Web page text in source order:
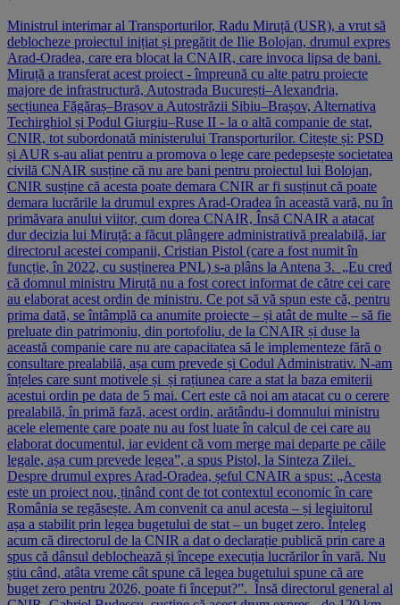
Ministrul interimar al Transporturilor, Radu Miruță (USR), a vrut să
deblocheze proiectul inițiat și pregătit de Ilie Bolojan, drumul expres
Arad-Oradea, care era blocat la CNAIR, care invoca lipsa de bani.
Miruță a transferat acest proiect - împreună cu alte patru proiecte
majore de infrastructură, Autostrada București–Alexandria,
secțiunea Făgăraș–Brașov a Autostrăzii Sibiu–Brașov, Alternativa
Techirghiol și Podul Giurgiu–Ruse II - la o altă companie de stat,
CNIR, tot subordonată ministerului Transporturilor. Citește și: PSD
și AUR s-au aliat pentru a promova o lege care pedepsește societatea
civilă CNAIR susține că nu are bani pentru proiectul lui Bolojan,
CNIR susține că acesta poate demara CNIR ar fi susținut că poate
demara lucrările la drumul expres Arad-Oradea în această vară, nu în
primăvara anului viitor, cum dorea CNAIR, Însă CNAIR a atacat
dur decizia lui Miruță: a făcut plângere administrativă prealabilă, iar
directorul acestei companii, Cristian Pistol (care a fost numit în
funcție, în 2022, cu susținerea PNL) s-a plâns la Antena 3. „Eu cred
că domnul ministru Miruță nu a fost corect informat de către cei care
au elaborat acest ordin de ministru. Ce pot să vă spun este că, pentru
prima dată, se întâmplă ca anumite proiecte – și atât de multe – să fie
preluate din patrimoniu, din portofoliu, de la CNAIR și duse la
această companie care nu are capacitatea să le implementeze fără o
consultare prealabilă, așa cum prevede și Codul Administrativ. N-am
înțeles care sunt motivele și și rațiunea care a stat la baza emiterii
acestui ordin pe data de 5 mai. Cert este că noi am atacat cu o cerere
prealabilă, în primă fază, acest ordin, arătându-i domnului ministru
acele elemente care poate nu au fost luate în calcul de cei care au
elaborat documentul, iar evident că vom merge mai departe pe căile
legale, așa cum prevede legea”, a spus Pistol, la Sinteza Zilei.
Despre drumul expres Arad-Oradea, șeful CNAIR a spus: „Acesta
este un proiect nou, ținând cont de tot contextul economic în care
România se regăsește. Am convenit ca anul acesta – și legiuitorul
așa a stabilit prin legea bugetului de stat – un buget zero. Înțeleg
acum că directorul de la CNIR a dat o declarație publică prin care a
spus că dânsul deblochează și începe execuția lucrărilor în vară. Nu
știu când, atâta vreme cât spune că legea bugetului spune că are
buget zero pentru 2026, poate fi început?”. Însă directorul general al